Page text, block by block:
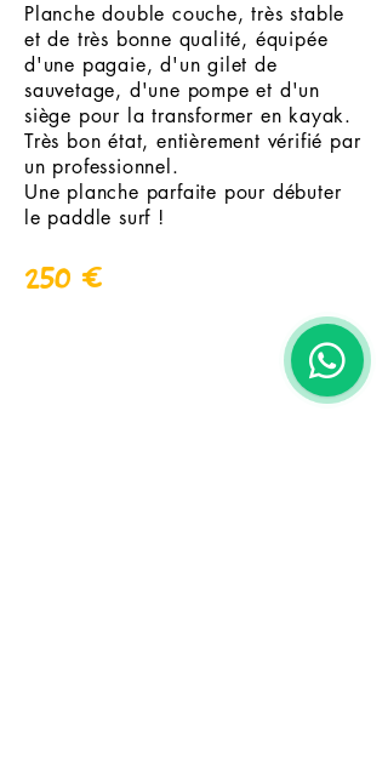
Planche double couche, très stable
et de très bonne qualité, équipée
d'une pagaie, d'un gilet de
sauvetage, d'une pompe et d'un
siège pour la transformer en kayak.
Très bon état, entièrement vérifié par
un professionnel.
Une planche parfaite pour débuter
le paddle surf !
250 €